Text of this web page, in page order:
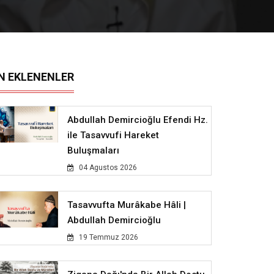
EKLENENLER
Abdullah Demircioğlu Efendi Hz.
ile Tasavvufi Hareket
Buluşmaları
04 Agustos 2026
Tasavvufta Murâkabe Hâli |
Abdullah Demircioğlu
19 Temmuz 2026